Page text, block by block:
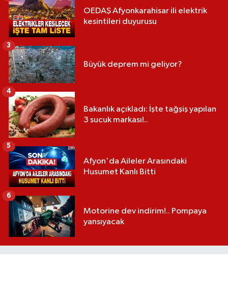
OEDAŞ Afyonkarahisar ili elektrik
kesintileri duyurusu
Büyük deprem mi geliyor?
3
Bakanlık açıkladı: İşte tağşiş yapılan
3 sucuk markası!..
4
Afyon'da Aileler Arasındaki
Husumet Kanlı Bitti
5
Motorine dev indirim!.. Pompaya
yansıyacak
6